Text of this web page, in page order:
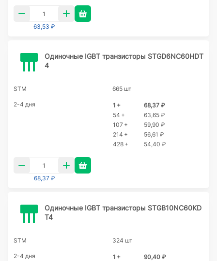
63,53 ₽
Одиночные IGBT транзисторы STGD6NC60HDT
4
STM 665 шт
2-4 дня 1 +
68,37 ₽
54 +
63,65 ₽
107 +
59,90 ₽
214 +
56,61 ₽
428 +
54,40 ₽
68,37 ₽
Одиночные IGBT транзисторы STGB10NC60KD
T4
STM 324 шт
2-4 дня 1 +
90,40 ₽